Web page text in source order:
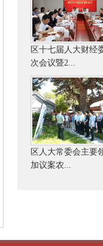
区十七届人大财经
次会议暨2...
区人大常委会主要
加议案农...